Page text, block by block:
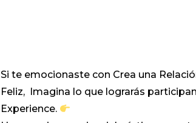
Si te emocionaste con Crea una
Feliz, Imagina lo que lograrás
Experience.